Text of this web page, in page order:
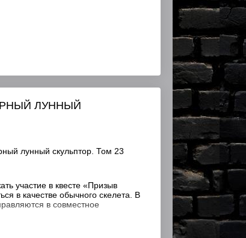
ЛУННЫЙ
лунный скульптор. Том 23
участие в квесте «Призыв
в качестве обычного скелета. В
в совместное